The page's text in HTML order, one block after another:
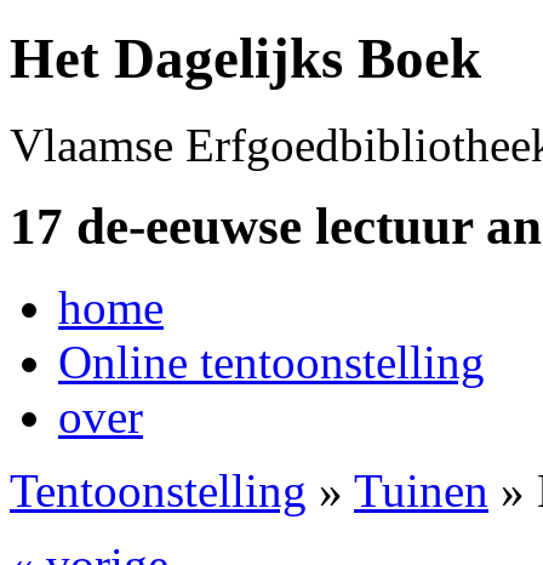
Het Dagelijks Boek
Vlaamse
17 de-eeuwse lectuur
home
Online tentoonstelling
over
Tentoonstelling » Tuinen »